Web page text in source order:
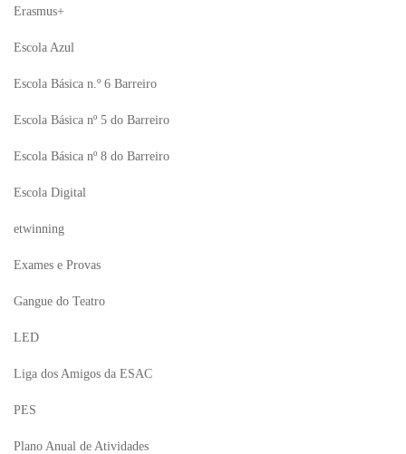
Erasmus+
Escola Azul
Escola Básica n.º 6 Barreiro
Escola Básica nº 5 do Barreiro
Escola Básica nº 8 do Barreiro
Escola Digital
etwinning
Exames e Provas
Gangue do Teatro
LED
Liga dos Amigos da ESAC
PES
Plano Anual de Atividades